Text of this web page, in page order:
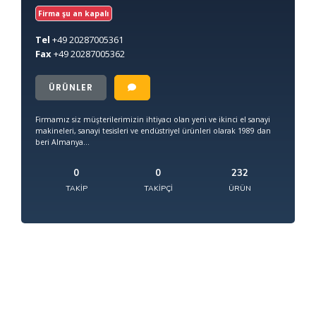
Firma şu an kapalı
Tel +4920287005361
Fax+4920287005362
ÜRÜNLER
Firmamız siz müşterilerimizin ihtiyacı olan yeni ve ikinci el sanayi
makineleri, sanayi tesisleri ve endüstriyel ürünleri olarak 1989 dan
beri Almanya...
0
TAKIP
0
TAKIPÇI
232
ÜRÜN